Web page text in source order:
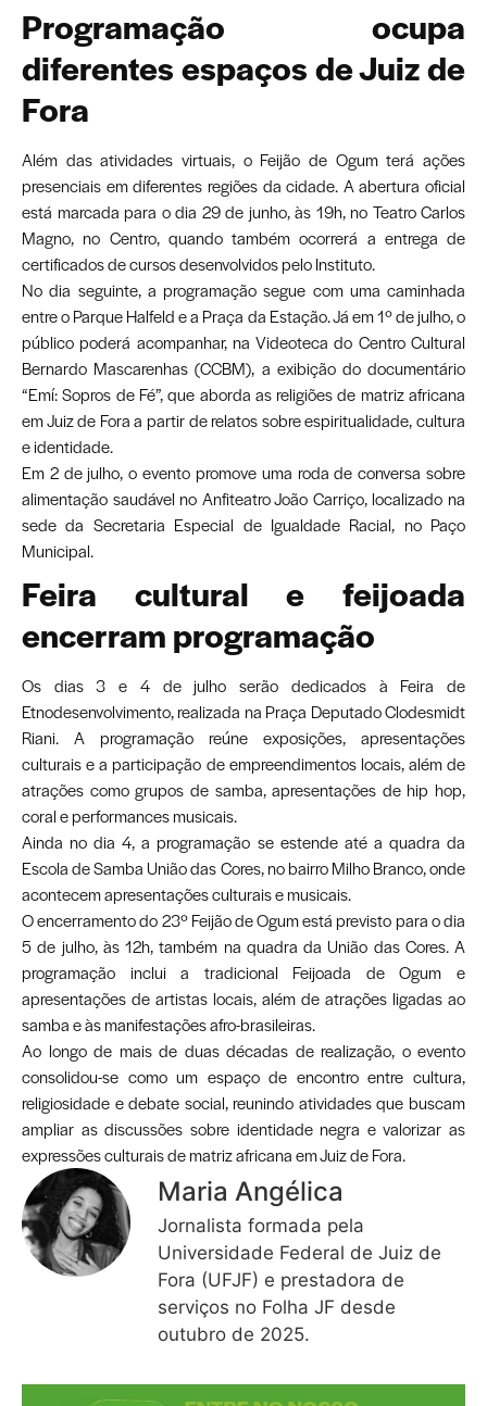
Programação ocupa
diferentes espaços de Juiz de
Fora
Além das atividades virtuais, o Feijão de Ogum terá ações
presenciais em diferentes regiões da cidade. A abertura oficial
está marcada para o dia 29 de junho, às 19h, no Teatro Carlos
Magno, no Centro, quando também ocorrerá a entrega de
certificados de cursos desenvolvidos pelo Instituto.
No dia seguinte, a programação segue com uma caminhada
entre o Parque Halfeld e a Praça da Estação. Já em 1º de julho, o
público poderá acompanhar, na Videoteca do Centro Cultural
Bernardo Mascarenhas (CCBM), a exibição do documentário
“Emí: Sopros de Fé”, que aborda as religiões de matriz africana
em Juiz de Fora a partir de relatos sobre espiritualidade, cultura
e identidade.
Em 2 de julho, o evento promove uma roda de conversa sobre
alimentação saudável no Anfiteatro João Carriço, localizado na
sede da Secretaria Especial de Igualdade Racial, no Paço
Municipal.
Feira cultural e feijoada
encerram programação
Os dias 3 e 4 de julho serão dedicados à Feira de
Etnodesenvolvimento, realizada na Praça Deputado Clodesmidt
Riani. A programação reúne exposições, apresentações
culturais e a participação de empreendimentos locais, além de
atrações como grupos de samba, apresentações de hip hop,
coral e performances musicais.
Ainda no dia 4, a programação se estende até a quadra da
Escola de Samba União das Cores, no bairro Milho Branco, onde
acontecem apresentações culturais e musicais.
O encerramento do 23º Feijão de Ogum está previsto para o dia
5 de julho, às 12h, também na quadra da União das Cores. A
programação inclui a tradicional Feijoada de Ogum e
apresentações de artistas locais, além de atrações ligadas ao
samba e às manifestações afro-brasileiras.
Ao longo de mais de duas décadas de realização, o evento
consolidou-se como um espaço de encontro entre cultura,
religiosidade e debate social, reunindo atividades que buscam
ampliar as discussões sobre identidade negra e valorizar as
expressões culturais de matriz africana em Juiz de Fora.
Maria Angélica
Jornalista formada pela
Universidade Federal de Juiz de
Fora (UFJF) e prestadora de
serviços no Folha JF desde
outubro de 2025.